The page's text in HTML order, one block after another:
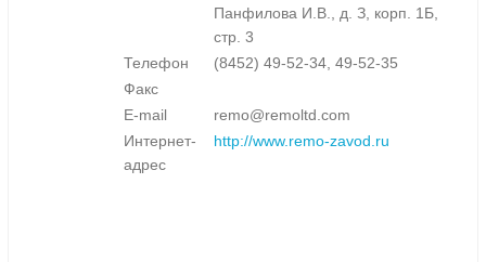
Панфилова И.В., д. З, корп. 1Б,
стр. 3
Телефон
(8452) 49-52-34, 49-52-35
Факс
E-mail
remo@remoltd.com
Интернет-
адрес
http://www.remo-zavod.ru